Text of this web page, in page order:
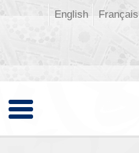
Français
English